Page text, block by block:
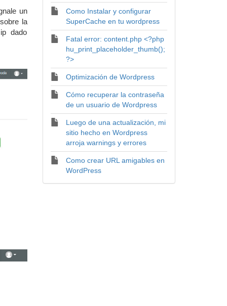
un
la
dado
Como Instalar y configurar
SuperCache en tu wordpress
Fatal error: content.php <?php
hu_print_placeholder_thumb();
?>
Optimización de Wordpress
Cómo recuperar la contraseña
de un usuario de Wordpress
Luego de una actualización, mi
sitio hecho en Wordpress
arroja warnings y errores
Como crear URL amigables en
WordPress